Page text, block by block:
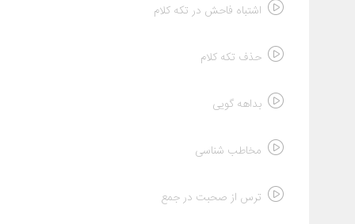
اشتباه فاحش در تکه کلام
حذف تکه کلام
بداهه گویی
مخاطب شناسی
ترس از صحبت در جمع